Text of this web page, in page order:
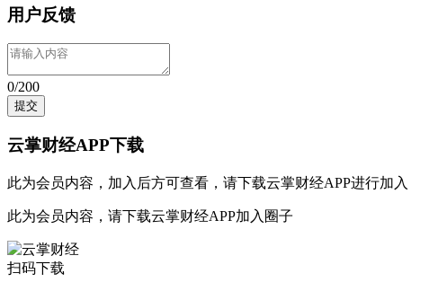
用户反馈
0/200
提交
云掌财经APP下载
此为会员内容，加入后方可查看，请下载云掌财经APP进行加入
此为会员内容，请下载云掌财经APP加入圈子
扫码下载